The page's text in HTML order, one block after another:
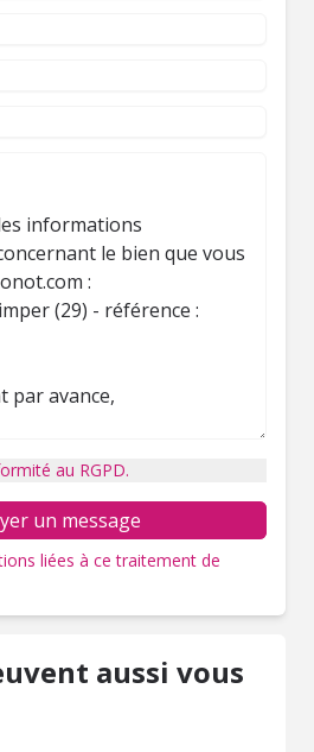
au RGPD.
un message
liées à ce traitement de
aussi vous